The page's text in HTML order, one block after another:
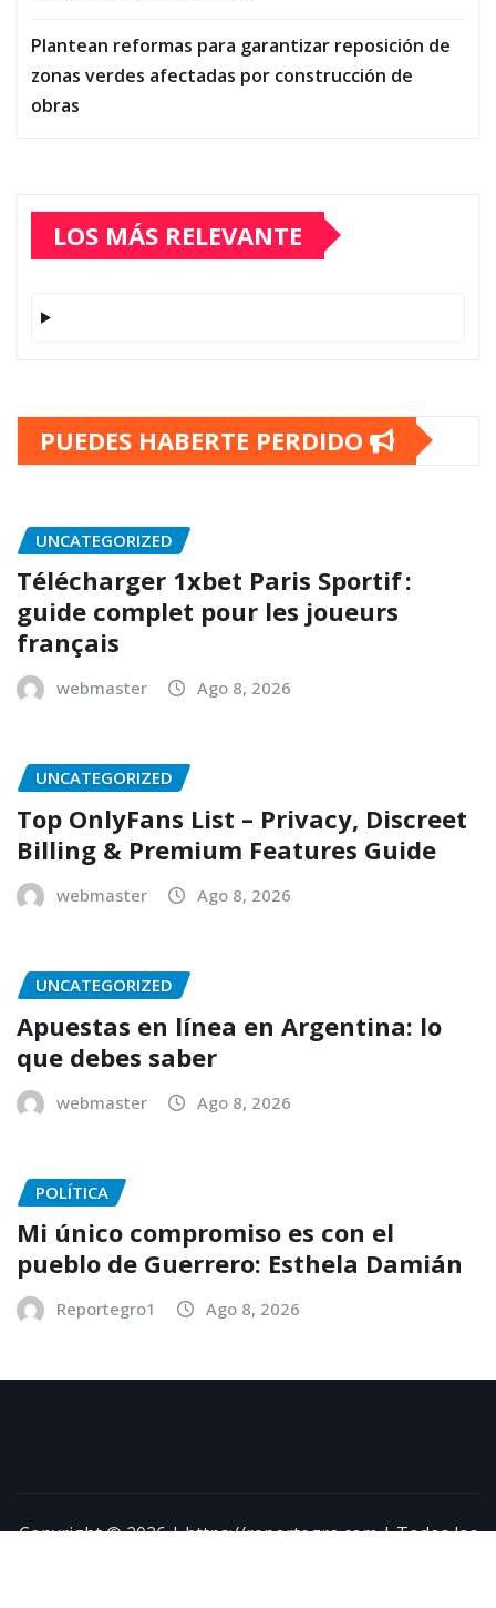
Plantean reformas para garantizar reposición de
zonas verdes afectadas por construcción de
obras
LOS MÁS RELEVANTE
PUEDES HABERTE PERDIDO
UNCATEGORIZED
Télécharger 1xbet Paris Sportif :
guide complet pour les joueurs
français
webmaster Ago 8, 2026
UNCATEGORIZED
Top OnlyFans List – Privacy, Discreet
Billing & Premium Features Guide
webmaster Ago 8, 2026
UNCATEGORIZED
Apuestas en línea en Argentina: lo
que debes saber
webmaster Ago 8, 2026
POLÍTICA
Mi único compromiso es con el
pueblo de Guerrero: Esthela Damián
Reportegro1 Ago 8, 2026
Copyright © 2026 | https://reportegro.com | Todos los